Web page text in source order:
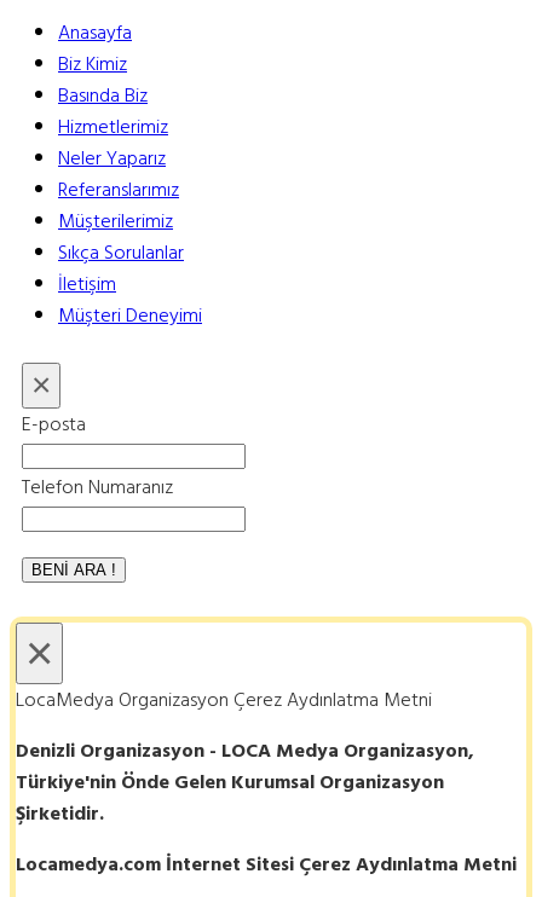
Anasayfa
Biz Kimiz
Basında Biz
Hizmetlerimiz
Neler Yaparız
Referanslarımız
Müşterilerimiz
Sıkça Sorulanlar
İletişim
Müşteri Deneyimi
×
E-posta
Telefon Numaranız
×
LocaMedya Organizasyon Çerez Aydınlatma Metni
Denizli Organizasyon - LOCA Medya Organizasyon,
Türkiye'nin Önde Gelen Kurumsal Organizasyon
Şirketidir.
Locamedya.com İnternet Sitesi Çerez Aydınlatma Metni